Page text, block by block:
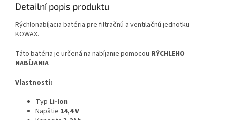
Detailní popis produktu
Rýchlonabíjacia batéria pre filtračnú a ventilačnú jednotku
KOWAX.
Táto batéria je určená na nabíjanie pomocou RÝCHLEHO
NABÍJANIA
Vlastnosti:
Typ Li-Ion
Napätie 14,4 V